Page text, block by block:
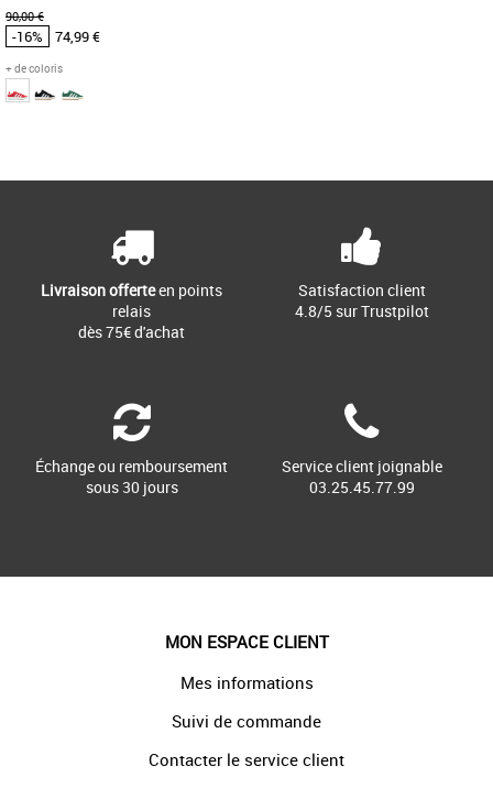
90,00 €
-16% 74,99 €
+ de coloris
Livraison offerteen points
relais
dès 75€ d'achat
Satisfaction client
4.8/5 sur Trustpilot
Échange ou remboursement
sous 30 jours
Service client joignable
03.25.45.77.99
MON ESPACE CLIENT
Mes informations
Suivi de commande
Contacter le service client